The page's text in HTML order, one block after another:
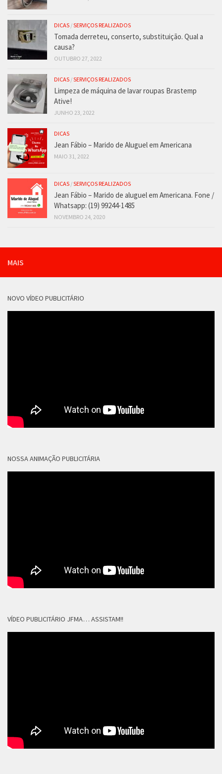
DICAS /SERVIÇOS REALIZADOS
Tomada derreteu, conserto, substituição. Qual a
causa?
OUTUBRO 27, 2022
DICAS /SERVIÇOS REALIZADOS
Limpeza de máquina de lavar roupas Brastemp
Ative!
JUNHO 23, 2022
DICAS
Jean Fábio – Marido de Aluguel em Americana
MAIO 31, 2022
DICAS /SERVIÇOS REALIZADOS
Jean Fábio – Marido de aluguel em Americana. Fone /
Whatsapp: (19) 99244-1485
NOVEMBRO 24, 2020
MAIS
NOVO VÍDEO PUBLICITÁRIO
NOSSA ANIMAÇÃO PUBLICITÁRIA
VÍDEO PUBLICITÁRIO JFMA… ASSISTAM!!